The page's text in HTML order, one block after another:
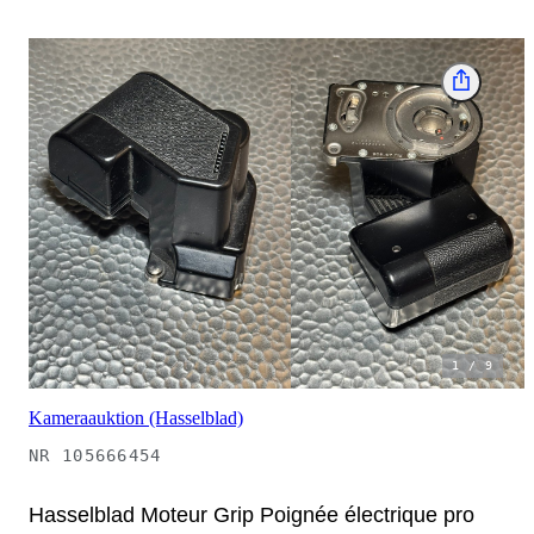
1 /9
Kameraauktion (Hasselblad)
NR 105666454
Hasselblad Moteur Grip Poignée électrique pro